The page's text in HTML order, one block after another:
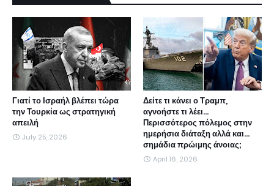
Γιατί το Ισραήλ βλέπει τώρα
την Τουρκία ως στρατηγική
απειλή
July 25, 2026
Δείτε τι κάνει ο Τραμπ,
αγνοήστε τι λέει...
Περισσότερος πόλεμος στην
ημερήσια διάταξη αλλά και...
σημάδια πρώιμης άνοιας;
April 16, 2026